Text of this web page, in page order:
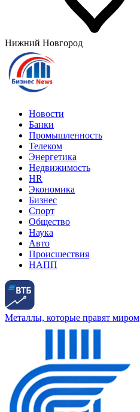
Нижний Новгород
Новости
Банки
Промышленность
Телеком
Энергетика
Недвижимость
HR
Экономика
Бизнес
Спорт
Общество
Наука
Авто
Происшествия
НАПП
Металлы, которые правят миром